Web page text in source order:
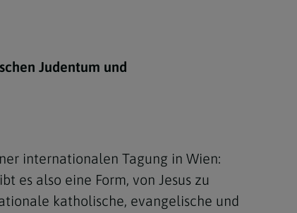
Judentum und
internationalen Tagung in Wien:
es also eine Form, von Jesus zu
katholische, evangelische und